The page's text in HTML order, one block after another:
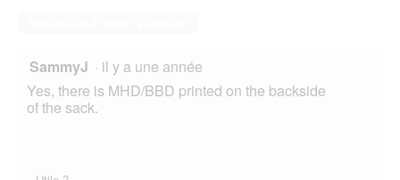
SammyJ · il y a une année
Yes, there is MHD/BBD printed on the backside
of the sack.